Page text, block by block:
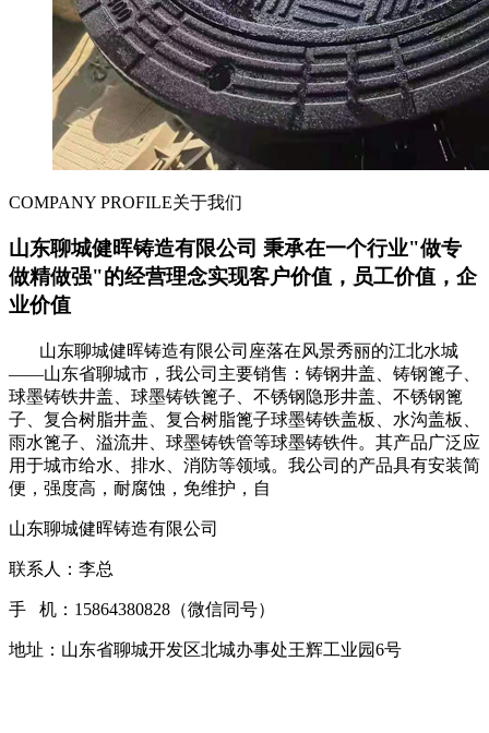
COMPANY PROFILE关于我们
山东聊城健晖铸造有限公司 秉承在一个行业"做专
做精做强"的经营理念实现客户价值，员工价值，企
业价值
山东聊城健晖铸造有限公司座落在风景秀丽的江北水城
——山东省聊城市，我公司主要销售：铸钢井盖、铸钢篦子、
球墨铸铁井盖、球墨铸铁篦子、不锈钢隐形井盖、不锈钢篦
子、复合树脂井盖、复合树脂篦子球墨铸铁盖板、水沟盖板、
雨水篦子、溢流井、球墨铸铁管等球墨铸铁件。其产品广泛应
用于城市给水、排水、消防等领域。我公司的产品具有安装简
便，强度高，耐腐蚀，免维护，自
山东聊城健晖铸造有限公司
联系人：李总
手 机：15864380828（微信同号）
地址：山东省聊城开发区北城办事处王辉工业园6号